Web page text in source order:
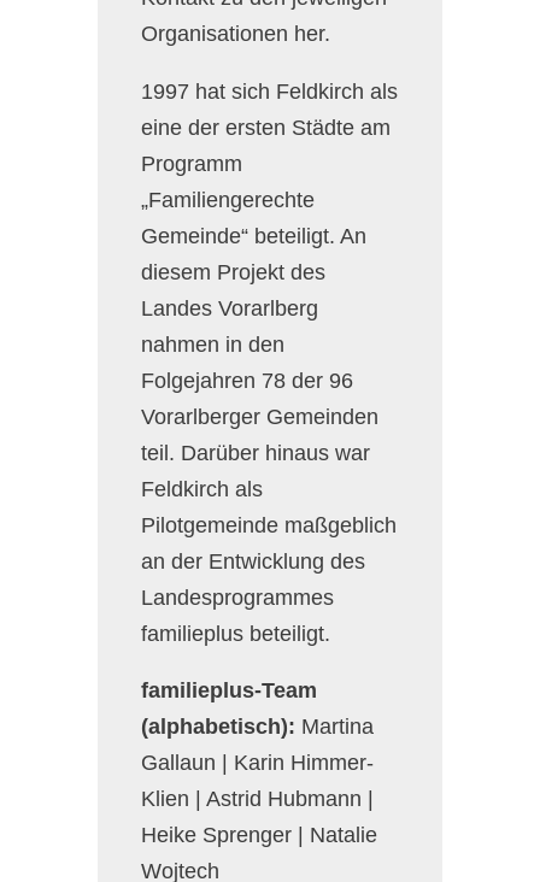
Organisationen her.
1997 hat sich Feldkirch als
eine der ersten Städte am
Programm
„Familiengerechte
Gemeinde“ beteiligt. An
diesem Projekt des
Landes Vorarlberg
nahmen in den
Folgejahren 78 der 96
Vorarlberger Gemeinden
teil. Darüber hinaus war
Feldkirch als
Pilotgemeinde maßgeblich
an der Entwicklung des
Landesprogrammes
familieplus beteiligt.
familieplus-Team
(alphabetisch): Martina
Gallaun | Karin Himmer-
Klien | Astrid Hubmann |
Heike Sprenger | Natalie
Wojtech